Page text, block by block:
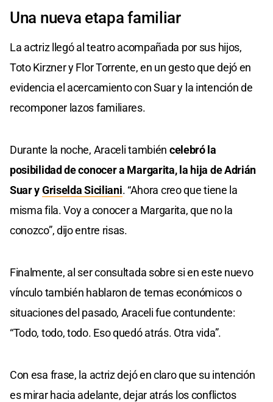
Una nueva etapa familiar
La actriz llegó al teatro acompañada por sus hijos,
Toto Kirzner y Flor Torrente, en un gesto que dejó en
evidencia el acercamiento con Suar y la intención de
recomponer lazos familiares.
Durante la noche, Araceli también celebró la
posibilidad de conocer a Margarita, la hija de Adrián
Suar yGriselda Siciliani. “Ahora creo que tiene la
misma fila. Voy a conocer a Margarita, que no la
conozco”, dijo entre risas.
Finalmente, al ser consultada sobre si en este nuevo
vínculo también hablaron de temas económicos o
situaciones del pasado, Araceli fue contundente:
“Todo, todo, todo. Eso quedó atrás. Otra vida”.
Con esa frase, la actriz dejó en claro que su intención
es mirar hacia adelante, dejar atrás los conflictos